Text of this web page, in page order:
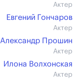
Актер
Евгений Гончаров
Актер
Александр Прошин
Актер
Илона Волхонская
Актер